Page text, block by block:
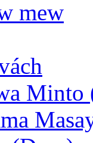
mew
Minto